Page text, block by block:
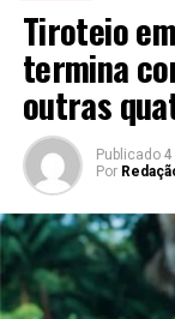
Tiroteio
termina
outras
Publicado 4
Por